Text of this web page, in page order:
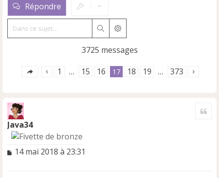
Répondre
RechercherRecherche avancée
3725 messages
1 … 15 16 17 18 19 … 373
Java34
M14 mai 2018 à 23:31